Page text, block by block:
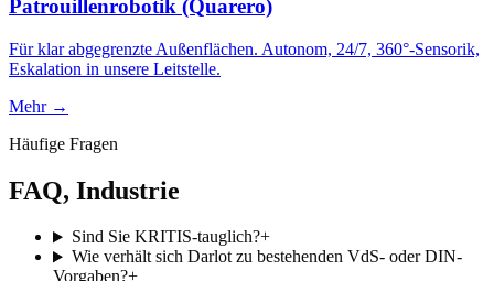
Patrouillenrobotik (Quarero)
Für klar abgegrenzte Außenflächen. Autonom, 24/7, 360°-Sensorik,
Eskalation in unsere Leitstelle.
Mehr →
Häufige Fragen
FAQ, Industrie
Sind Sie KRITIS-tauglich?+
Wie verhält sich Darlot zu bestehenden VdS- oder DIN-
Vorgaben?+